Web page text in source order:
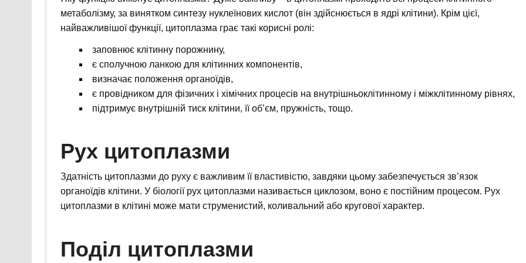
метаболізму, за винятком синтезу нуклеїнових кислот (він здійснюється в ядрі клітини). Крім цієї,
найважливішої функції, цитоплазма грає такі корисні ролі:
заповнює клітинну порожнину,
є сполучною ланкою для клітинних компонентів,
визначає положення органоїдів,
є провідником для фізичних і хімічних процесів на внутрішньоклітинному і міжклітинному рівнях,
підтримує внутрішній тиск клітини, її об’єм, пружність, тощо.
Рух цитоплазми
Здатність цитоплазми до руху є важливим її властивістю, завдяки цьому забезпечується зв’язок
органоїдів клітини. У біології рух цитоплазми називається циклозом, воно є постійним процесом. Рух
цитоплазми в клітині може мати струменистий, коливальний або кругової характер.
Поділ цитоплазми